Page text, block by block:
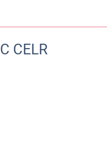
CELR